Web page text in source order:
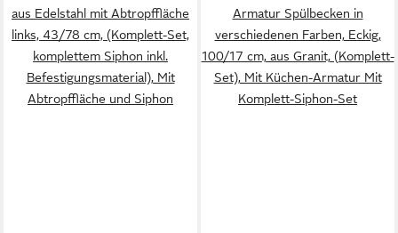
aus Edelstahl mit Abtropffläche
links, 43/78 cm, (Komplett-Set,
komplettem Siphon inkl.
Befestigungsmaterial), Mit
Abtropffläche und Siphon
Armatur Spülbecken in
verschiedenen Farben, Eckig,
100/17 cm, aus Granit, (Komplett-
Set), Mit Küchen-Armatur Mit
Komplett-Siphon-Set